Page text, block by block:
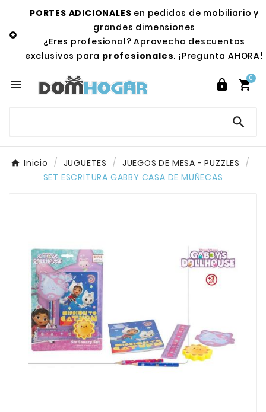

PORTES ADICIONALES en pedidos de mobiliario y
grandes dimensiones
¿Eres profesional? Aprovecha descuentos
exclusivos para profesionales. ¡Pregunta AHORA!
  
0

Inicio JUGUETES
JUEGOS DE MESA - PUZZLES
SET ESCRITURA GABBY CASA DE MUÑECAS